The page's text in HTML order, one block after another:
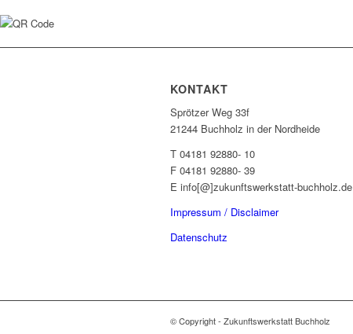
KONTAKT
Sprötzer Weg 33f
21244 Buchholz in der Nordheide
T 04181 92880- 10
F 04181 92880- 39
E info[@]zukunftswerkstatt-buchholz.de
Impressum / Disclaimer
Datenschutz
© Copyright - Zukunftswerkstatt Buchholz